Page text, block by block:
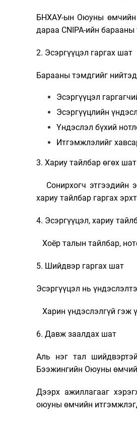
БНХАУ-ын Оюуны өмчийн
дараа CNIPA-ийн барааны
2. Эсэргүүцэл гаргах шат
Барааны тэмдгийг
Эсэргүүцэл
Эсэргүүцлийн
Үндэслэл бүхий
Итгэмжлэлийг
3. Хариу тайлбар өгөх шат
Сонирхогч этгээдийн
хариу тайлбар гаргах
4. Эсэргүүцэл, хариу
Хоёр талын тайлбар,
5. Шийдвэр гаргах шат
Эсэргүүцэл нь
Харин үндэслэлгүй гэж
6. Давж заалдах шат
Аль нэг тал
Бээжингийн Оюуны
Дээрх ажиллагааг
оюуны өмчийн